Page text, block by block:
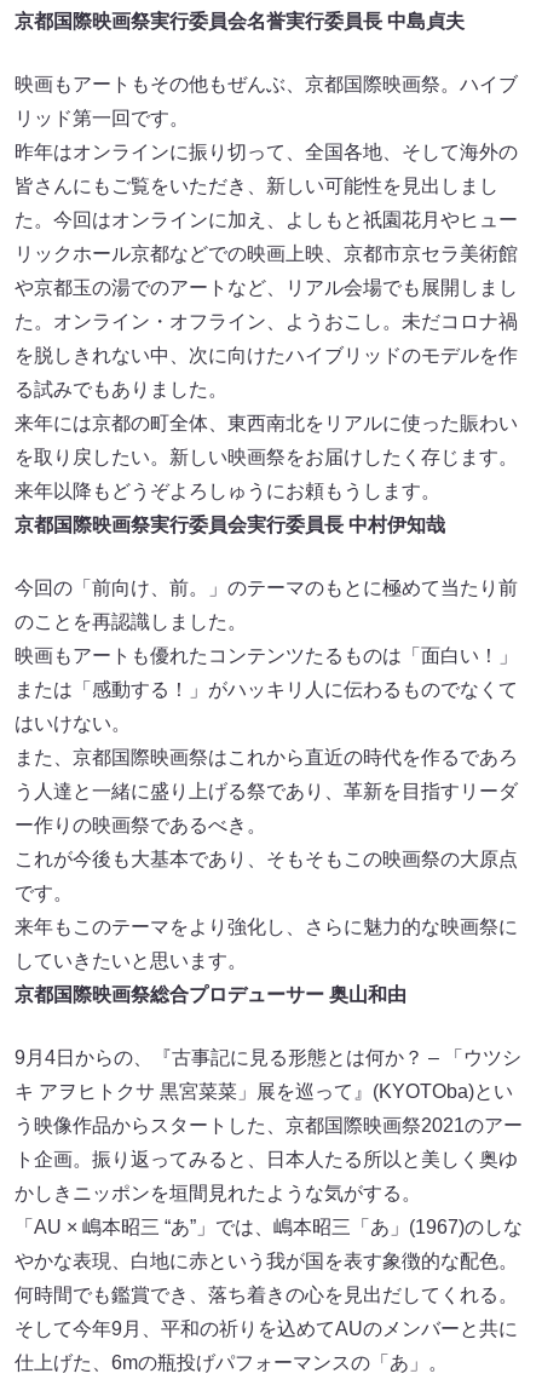
京都国際映画祭実行委員会名誉実行委員長 中島貞夫
映画もアートもその他もぜんぶ、京都国際映画祭。ハイブ
リッド第一回です。
昨年はオンラインに振り切って、全国各地、そして海外の
皆さんにもご覧をいただき、新しい可能性を見出しまし
た。今回はオンラインに加え、よしもと祇園花月やヒュー
リックホール京都などでの映画上映、京都市京セラ美術館
や京都玉の湯でのアートなど、リアル会場でも展開しまし
た。オンライン・オフライン、ようおこし。未だコロナ禍
を脱しきれない中、次に向けたハイブリッドのモデルを作
る試みでもありました。
来年には京都の町全体、東西南北をリアルに使った賑わい
を取り戻したい。新しい映画祭をお届けしたく存じます。
来年以降もどうぞよろしゅうにお頼もうします。
京都国際映画祭実行委員会実行委員長 中村伊知哉
今回の「前向け、前。」のテーマのもとに極めて当たり前
のことを再認識しました。
映画もアートも優れたコンテンツたるものは「面白い！」
または「感動する！」がハッキリ人に伝わるものでなくて
はいけない。
また、京都国際映画祭はこれから直近の時代を作るであろ
う人達と一緒に盛り上げる祭であり、革新を目指すリーダ
ー作りの映画祭であるべき。
これが今後も大基本であり、そもそもこの映画祭の大原点
です。
来年もこのテーマをより強化し、さらに魅力的な映画祭に
していきたいと思います。
京都国際映画祭総合プロデューサー 奥山和由
9月4日からの、『古事記に見る形態とは何か？ – 「ウツシ
キ アヲヒトクサ 黒宮菜菜」展を巡って』(KYOTOba)とい
う映像作品からスタートした、京都国際映画祭2021のアー
ト企画。振り返ってみると、日本人たる所以と美しく奥ゆ
かしきニッポンを垣間見れたような気がする。
「AU × 嶋本昭三 “あ”」では、嶋本昭三「あ」(1967)のしな
やかな表現、白地に赤という我が国を表す象徴的な配色。
何時間でも鑑賞でき、落ち着きの心を見出だしてくれる。
そして今年9月、平和の祈りを込めてAUのメンバーと共に
仕上げた、6mの瓶投げパフォーマンスの「あ」。